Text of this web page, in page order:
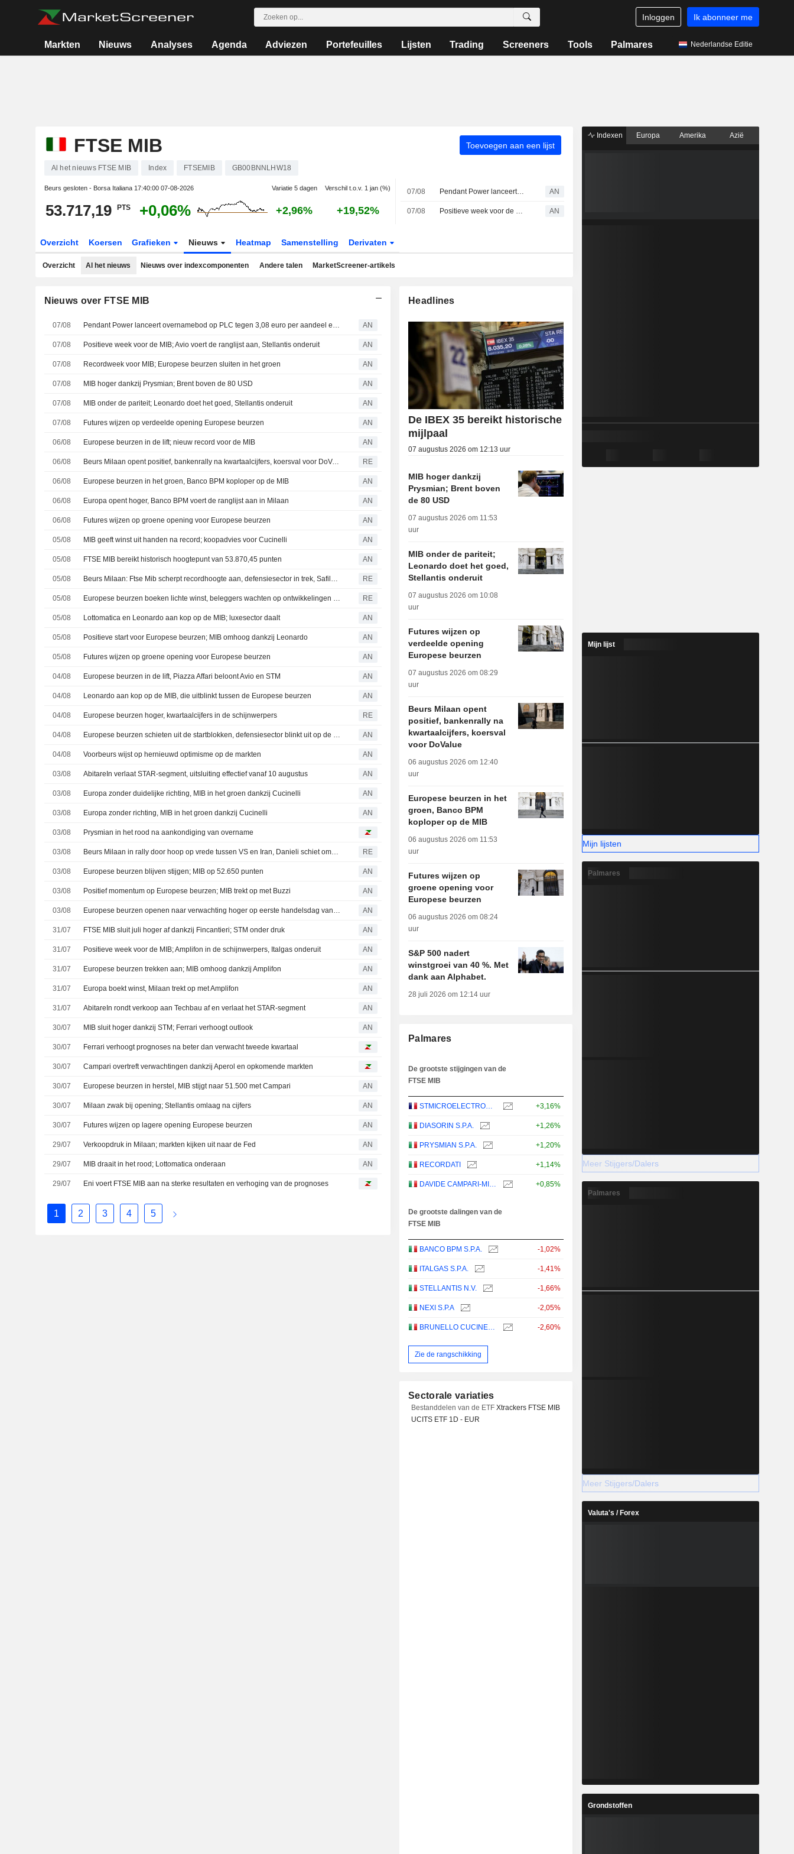
Inloggen Ik abonneer me
Markten Nieuws Analyses Agenda Adviezen Portefeuilles Lijsten Trading Screeners Tools Palmares Nederlandse Editie
FTSE MIB Toevoegen aan een lijst
Al het nieuws FTSE MIB Index FTSEMIB GB00BNNLHW18
Beurs gesloten - Borsa Italiana 17:40:00 07-08-2026 Variatie 5 dagen Verschil t.o.v. 1 jan (%)
53.717,19 PTS +0,06% +2,96% +19,52%
07/08 Pendant Power lanceert overnamebod op PLC tegen 3,08 euro per aandeel en mikt op beursexit AN
07/08 Positieve week voor de MIB; Avio voert de ranglijst aan, Stellantis onderuit AN
Overzicht Koersen Grafieken Nieuws Heatmap Samenstelling Derivaten
Overzicht Al het nieuws Nieuws over indexcomponenten Andere talen MarketScreener-artikels
Nieuws over FTSE MIB
07/08 Pendant Power lanceert overnamebod op PLC tegen 3,08 euro per aandeel en mikt op beursexit AN
07/08 Positieve week voor de MIB; Avio voert de ranglijst aan, Stellantis onderuit AN
07/08 Recordweek voor MIB; Europese beurzen sluiten in het groen AN
07/08 MIB hoger dankzij Prysmian; Brent boven de 80 USD AN
07/08 MIB onder de pariteit; Leonardo doet het goed, Stellantis onderuit AN
07/08 Futures wijzen op verdeelde opening Europese beurzen AN
06/08 Europese beurzen in de lift; nieuw record voor de MIB AN
06/08 Beurs Milaan opent positief, bankenrally na kwartaalcijfers, koersval voor DoValue RE
06/08 Europese beurzen in het groen, Banco BPM koploper op de MIB AN
06/08 Europa opent hoger, Banco BPM voert de ranglijst aan in Milaan AN
06/08 Futures wijzen op groene opening voor Europese beurzen AN
05/08 MIB geeft winst uit handen na record; koopadvies voor Cucinelli AN
05/08 FTSE MIB bereikt historisch hoogtepunt van 53.870,45 punten AN
05/08 Beurs Milaan: Ftse Mib scherpt recordhoogte aan, defensiesector in trek, Safilo schiet omhoog RE
05/08 Europese beurzen boeken lichte winst, beleggers wachten op ontwikkelingen in het Midden-Oosten RE
05/08 Lottomatica en Leonardo aan kop op de MIB; luxesector daalt AN
05/08 Positieve start voor Europese beurzen; MIB omhoog dankzij Leonardo AN
05/08 Futures wijzen op groene opening voor Europese beurzen AN
04/08 Europese beurzen in de lift, Piazza Affari beloont Avio en STM AN
04/08 Leonardo aan kop op de MIB, die uitblinkt tussen de Europese beurzen AN
04/08 Europese beurzen hoger, kwartaalcijfers in de schijnwerpers RE
04/08 Europese beurzen schieten uit de startblokken, defensiesector blinkt uit op de MIB AN
04/08 Voorbeurs wijst op hernieuwd optimisme op de markten AN
03/08 AbitareIn verlaat STAR-segment, uitsluiting effectief vanaf 10 augustus AN
03/08 Europa zonder duidelijke richting, MIB in het groen dankzij Cucinelli AN
03/08 Europa zonder richting, MIB in het groen dankzij Cucinelli AN
03/08 Prysmian in het rood na aankondiging van overname
03/08 Beurs Milaan in rally door hoop op vrede tussen VS en Iran, Danieli schiet omhoog, Prysmian onderuit RE
03/08 Europese beurzen blijven stijgen; MIB op 52.650 punten AN
03/08 Positief momentum op Europese beurzen; MIB trekt op met Buzzi AN
03/08 Europese beurzen openen naar verwachting hoger op eerste handelsdag van augustus AN
31/07 FTSE MIB sluit juli hoger af dankzij Fincantieri; STM onder druk AN
31/07 Positieve week voor de MIB; Amplifon in de schijnwerpers, Italgas onderuit AN
31/07 Europese beurzen trekken aan; MIB omhoog dankzij Amplifon AN
31/07 Europa boekt winst, Milaan trekt op met Amplifon AN
31/07 AbitareIn rondt verkoop aan Techbau af en verlaat het STAR-segment AN
30/07 MIB sluit hoger dankzij STM; Ferrari verhoogt outlook AN
30/07 Ferrari verhoogt prognoses na beter dan verwacht tweede kwartaal
30/07 Campari overtreft verwachtingen dankzij Aperol en opkomende markten
30/07 Europese beurzen in herstel, MIB stijgt naar 51.500 met Campari AN
30/07 Milaan zwak bij opening; Stellantis omlaag na cijfers AN
30/07 Futures wijzen op lagere opening Europese beurzen AN
29/07 Verkoopdruk in Milaan; markten kijken uit naar de Fed AN
29/07 MIB draait in het rood; Lottomatica onderaan AN
29/07 Eni voert FTSE MIB aan na sterke resultaten en verhoging van de prognoses
1 2 3 4 5
Headlines
De IBEX 35 bereikt historische
mijlpaal
07 augustus 2026 om 12:13 uur
MIB hoger dankzij
Prysmian; Brent boven
de 80 USD
07 augustus 2026 om 11:53
uur
MIB onder de pariteit;
Leonardo doet het goed,
Stellantis onderuit
07 augustus 2026 om 10:08
uur
Futures wijzen op
verdeelde opening
Europese beurzen
07 augustus 2026 om 08:29
uur
Beurs Milaan opent
positief, bankenrally na
kwartaalcijfers, koersval
voor DoValue
06 augustus 2026 om 12:40
uur
Europese beurzen in het
groen, Banco BPM
koploper op de MIB
06 augustus 2026 om 11:53
uur
Futures wijzen op
groene opening voor
Europese beurzen
06 augustus 2026 om 08:24
uur
S&P 500 nadert
winstgroei van 40 %. Met
dank aan Alphabet.
28 juli 2026 om 12:14 uur
Palmares
De grootste stijgingen van de
FTSE MIB
STMICROELECTRONICS N.V. +3,16%
DIASORIN S.P.A. +1,26%
PRYSMIAN S.P.A. +1,20%
RECORDATI +1,14%
DAVIDE CAMPARI-MILANO N.V. +0,85%
De grootste dalingen van de
FTSE MIB
BANCO BPM S.P.A. -1,02%
ITALGAS S.P.A. -1,41%
STELLANTIS N.V. -1,66%
NEXI S.P.A -2,05%
BRUNELLO CUCINELLI S.P.A. -2,60%
Zie de rangschikking
Sectorale variaties
Bestanddelen van de ETFXtrackers FTSE MIB
UCITS ETF 1D - EUR
Indexen Europa Amerika Azië
Mijn lijst
Mijn lijsten
Palmares
Meer Stijgers/Dalers
Palmares
Meer Stijgers/Dalers
Valuta's / Forex
Grondstoffen